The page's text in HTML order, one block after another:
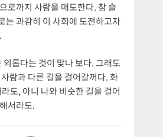
로까지 사람을 매도한다. 참 슬
는 과감히 이 사회에 도전하고자
외롭다는 것이 맞나 보다. 그래도
람과 다른 길을 걸어갈꺼다. 화
도, 아니 나와 비슷한 길을 걸어
서라도.